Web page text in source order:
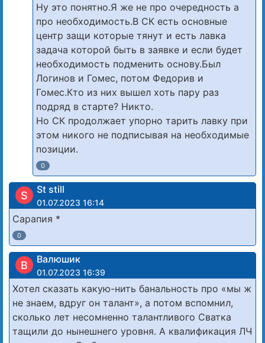
Ну это понятно.Я же не про очередность а
про необходимость.В СК есть основные
центр защи которые тянут и есть лавка
задача которой быть в заявке и если будет
необходимость подменить основу.Был
Логинов и Гомес, потом Федорив и
Гомес.Кто из них вышел хоть пару раз
подряд в старте? Никто.
Но СК продолжает упорно тарить лавку при
этом никого не подписывая на необходимые
позиции.
0
S St still
01.07.2023 16:14
Сарапия *
0
В Валюшик
01.07.2023 16:39
Хотел сказать какую-нить банальность про «мы ж
не знаем, вдруг он талант», а потом вспомнил,
сколько лет несомненно талантливого Сватка
тащили до нынешнего уровня. А квалификация ЛЧ